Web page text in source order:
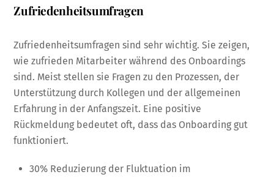
Zufriedenheitsumfragen
Zufriedenheitsumfragen sind sehr wichtig. Sie zeigen,
wie zufrieden Mitarbeiter während des Onboardings
sind. Meist stellen sie Fragen zu den Prozessen, der
Unterstützung durch Kollegen und der allgemeinen
Erfahrung in der Anfangszeit. Eine positive
Rückmeldung bedeutet oft, dass das Onboarding gut
funktioniert.
30% Reduzierung der Fluktuation im